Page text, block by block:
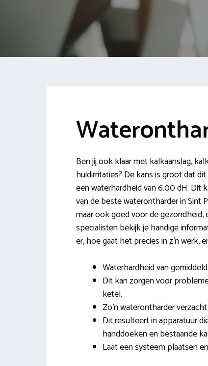
Ben jij ook klaar met kalkaanslag,
huidirritaties? De kans is groot dat
een waterhardheid van 6.00 dH. Dit
van de beste waterontharder in Sint
maar ook goed voor de
specialisten bekijk je handige
er, hoe gaat het precies in z’n werk,
Waterhardheid van
Dit kan zorgen voor
ketel.
Zo’n waterontharder
Dit resulteert in apparatuur
handdoeken en bestaande
Laat een systeem plaatsen